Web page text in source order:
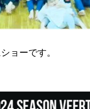
ョーです。